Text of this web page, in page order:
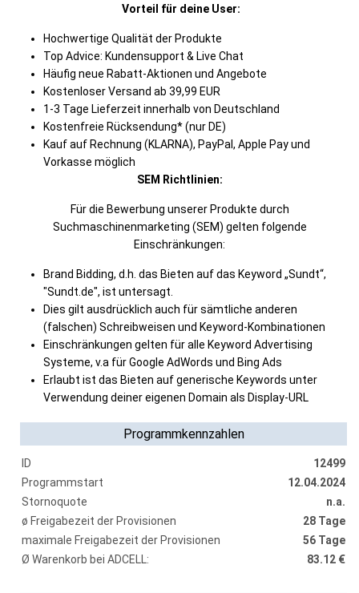
Vorteil für deine User:
Hochwertige Qualität der Produkte
Top Advice: Kundensupport & Live Chat
Häufig neue Rabatt-Aktionen und Angebote
Kostenloser Versand ab 39,99 EUR
1-3 Tage Lieferzeit innerhalb von Deutschland
Kostenfreie Rücksendung* (nur DE)
Kauf auf Rechnung (KLARNA), PayPal, Apple Pay und
Vorkasse möglich
SEM Richtlinien:
Für die Bewerbung unserer Produkte durch
Suchmaschinenmarketing (SEM) gelten folgende
Einschränkungen:
Brand Bidding, d.h. das Bieten auf das Keyword „Sundt“,
"Sundt.de", ist untersagt.
Dies gilt ausdrücklich auch für sämtliche anderen
(falschen) Schreibweisen und Keyword-Kombinationen
Einschränkungen gelten für alle Keyword Advertising
Systeme, v.a für Google AdWords und Bing Ads
Erlaubt ist das Bieten auf generische Keywords unter
Verwendung deiner eigenen Domain als Display-URL
Programmkennzahlen
ID
12499
Programmstart
12.04.2024
Stornoquote
n.a.
ø Freigabezeit der Provisionen
28 Tage
maximale Freigabezeit der Provisionen
56 Tage
Ø Warenkorb bei ADCELL:
83.12 €